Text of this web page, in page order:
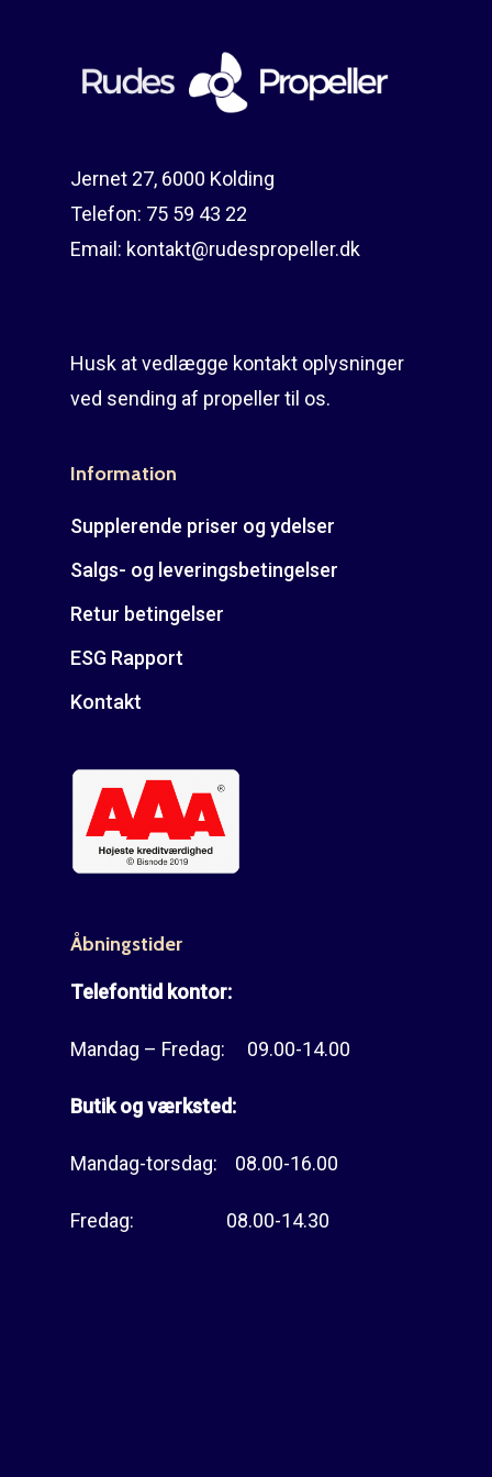
Jernet 27, 6000 Kolding
Telefon: 75 59 43 22
Email: kontakt@rudespropeller.dk
Husk at vedlægge kontakt oplysninger
ved sending af propeller til os.
Information
Supplerende priser og ydelser
Salgs- og leveringsbetingelser
Retur betingelser
ESG Rapport
Kontakt
Åbningstider
Telefontid kontor:
Mandag – Fredag: 09.00-14.00
Butik og værksted:
Mandag-torsdag: 08.00-16.00
Fredag: 08.00-14.30
Om reparation
Guides
Er min propel højre
venstre?
Rudes Propeller
T: 75 59 43 22